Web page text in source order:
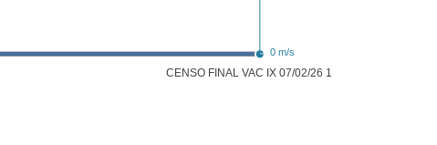
CENSO FINAL VAC IX 07/02/26 11:00
0 m/s